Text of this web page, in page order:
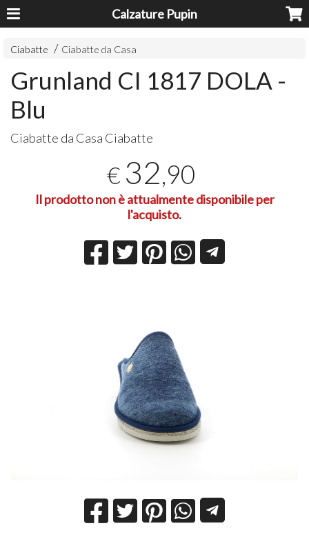
Calzature Pupin
Ciabatte Ciabatte da Casa
Grunland CI 1817 DOLA -
Blu
Ciabatte da Casa Ciabatte
€ 32,90
Il prodotto non è attualmente disponibile per
l'acquisto.